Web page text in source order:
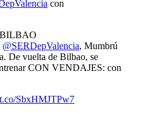
con
@SERDepValencia, Mumbrú
De vuelta de Bilbao, se
CON VENDAJES: con
SbxHMJTPw7